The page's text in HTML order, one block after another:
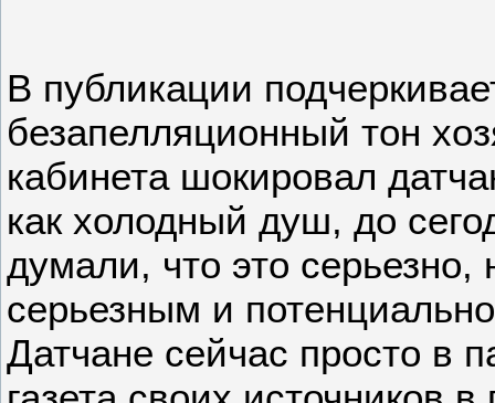
В публикации
безапелляционный тон
кабинета шокировал
как холодный душ, до
думали, что это серьезно,
серьезным и
Датчане сейчас просто в